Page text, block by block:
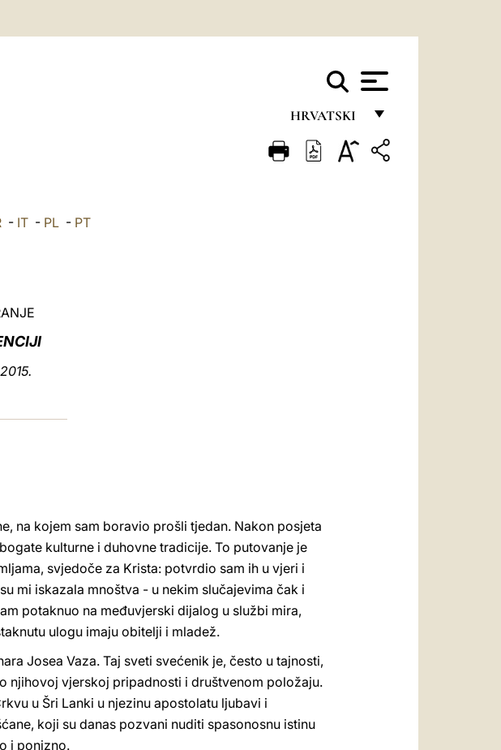
HRVATSKI
FRANÇAIS
- IT- PL- PT
na kojem sam boravio prošli tjedan. Nakon posjeta
kulturne i duhovne tradicije. To putovanje je
svjedoče za Krista: potvrdio sam ih u vjeri i
mi iskazala mnoštva - u nekim slučajevima čak i
potaknuo na međuvjerski dijalog u službi mira,
ulogu imaju obitelji i mladež.
Josea Vaza. Taj sveti svećenik je, često u tajnosti,
njihovoj vjerskoj pripadnosti i društvenom položaju.
u Šri Lanki u njezinu apostolatu ljubavi i
koji su danas pozvani nuditi spasonosnu istinu
i ponizno.